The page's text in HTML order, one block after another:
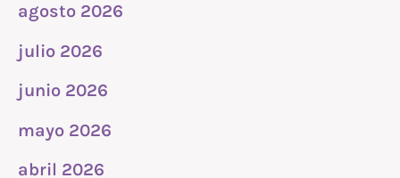
agosto 2026
julio 2026
junio 2026
mayo 2026
abril 2026